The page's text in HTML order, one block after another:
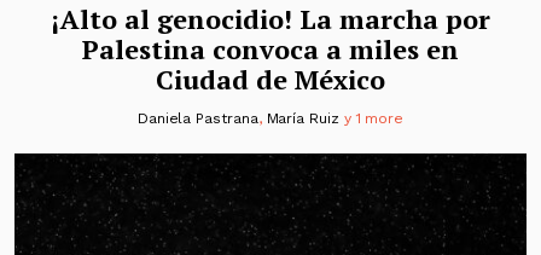
¡Alto al genocidio! La marcha por
Palestina convoca a miles en
Ciudad de México
Daniela Pastrana, María Ruiz y 1 more